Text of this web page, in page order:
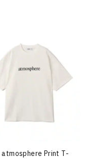
Print T-